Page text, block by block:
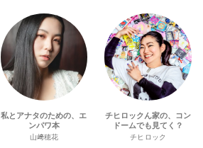
私とアナタのための、エ
ンパワ本
山﨑穂花
チヒロックん家の、コン
ドームでも見てく？
チヒロック